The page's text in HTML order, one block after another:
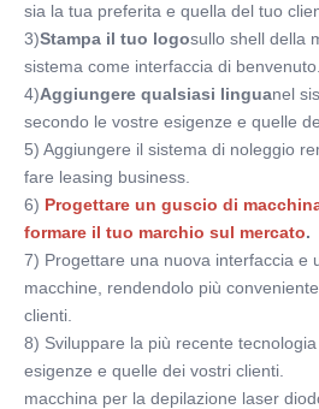
tatuaggi, sbiancamento, lifting
Application:
Per uso commerciale, per uso
domestico
After-Sales Service Provided:
Parti di ricambio gratuite,
tecnico video, Installazione sul
Warranty:
Macchina di rimozione del
Yag
Screen:
8.4 touch screen
sia la tua preferita e quella del tuo
3)Stampa il tuo logosullo shell della
sistema come interfaccia di benvenuto.
4)Aggiungere qualsiasi linguanel
secondo le vostre esigenze e quelle
5) Aggiungere il sistema di noleggio
fare leasing business.
6) Progettare un guscio di
formare il tuo marchio sul mercato.
7) Progettare una nuova interfaccia e
macchine, rendendolo più
clienti.
8) Sviluppare la più recente
esigenze e quelle dei vostri clienti.
macchina per la depilazione laser